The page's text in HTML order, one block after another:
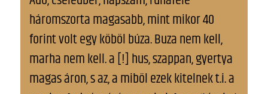
háromszorta magasabb, mint mikor 40
forint volt egy köböl búza. Buza nem kell,
marha nem kell. a [!] hus, szappan, gyertya
magas áron, s az, a miböl ezek kitelnek t.i. a